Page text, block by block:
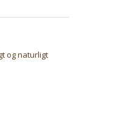
og naturligt